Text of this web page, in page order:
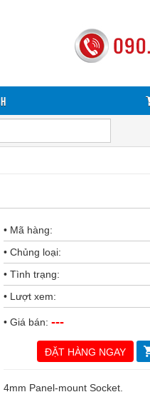
• Mã hàng:
• Chủng loại:
• Tình trạng:
• Lượt xem:
• Giá bán:---
ĐẶT HÀNG NGAY
4mm Panel-mount Socket.